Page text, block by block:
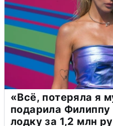
«Всё, потеряла я
подарила
лодку за 1,2 млн